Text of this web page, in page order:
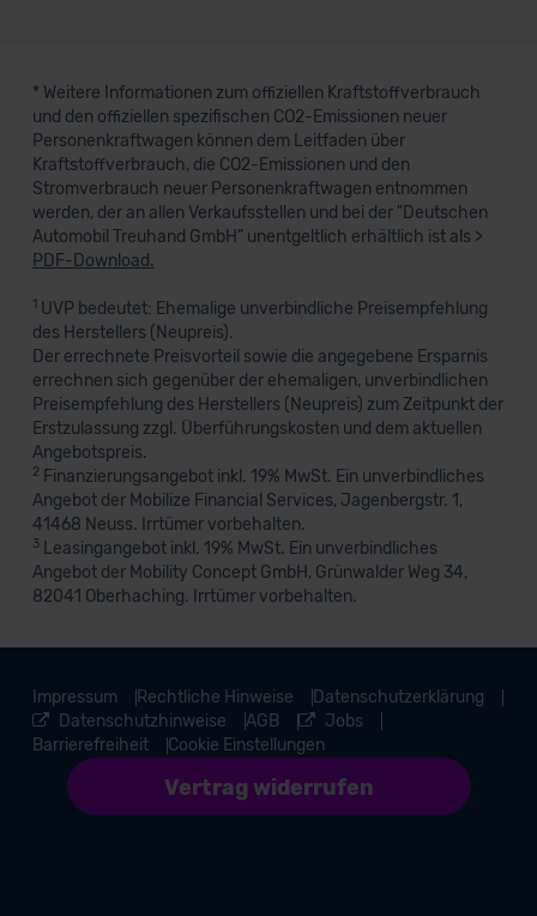
* Weitere Informationen zum offiziellen Kraftstoffverbrauch
und den offiziellen spezifischen CO2-Emissionen neuer
Personenkraftwagen können dem Leitfaden über
Kraftstoffverbrauch, die CO2-Emissionen und den
Stromverbrauch neuer Personenkraftwagen entnommen
werden, der an allen Verkaufsstellen und bei der "Deutschen
Automobil Treuhand GmbH" unentgeltlich erhältlich ist als >
PDF-Download.
1UVP bedeutet: Ehemalige unverbindliche Preisempfehlung
des Herstellers (Neupreis).
Der errechnete Preisvorteil sowie die angegebene Ersparnis
errechnen sich gegenüber der ehemaligen, unverbindlichen
Preisempfehlung des Herstellers (Neupreis) zum Zeitpunkt der
Erstzulassung zzgl. Überführungskosten und dem aktuellen
Angebotspreis.
2 Finanzierungsangebot inkl. 19% MwSt. Ein unverbindliches
Angebot der Mobilize Financial Services, Jagenbergstr. 1,
41468 Neuss. Irrtümer vorbehalten.
3Leasingangebot inkl. 19% MwSt. Ein unverbindliches
Angebot der Mobility Concept GmbH, Grünwalder Weg 34,
82041 Oberhaching. Irrtümer vorbehalten.
Impressum Rechtliche Hinweise
Datenschutzerklärung
Datenschutzhinweise
AGB
Jobs
Barrierefreiheit
Vertrag widerrufen
Cookie Einstellungen